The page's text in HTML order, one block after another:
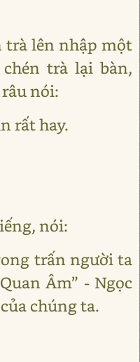
trà lên nhập một
trà lại bàn,
nói:
rất hay.
nói:
trấn người ta
Âm” - Ngọc
chúng ta.